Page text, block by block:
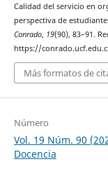
Calidad del servicio en
perspectiva de
Conrado, 19(90), 83–91.
https://
Más formatos de
Número
Vol. 19 Núm. 90
Docencia